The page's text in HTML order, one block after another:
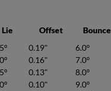
Lie Offset
Bounce
0.19"
6.0°
0.16"
7.0°
0.13"
8.0°
0.10"
9.0°